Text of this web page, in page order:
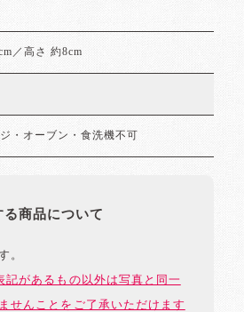
／高さ 約8cm
・オーブン・食洗機不可
商品について
。
があるもの以外は写真と同一
せんことをご了承いただけます